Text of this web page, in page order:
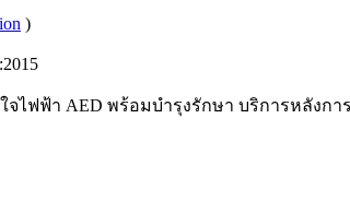
)
จไฟฟ้า AED พร้อมบำรุงรักษา บริการหลัง